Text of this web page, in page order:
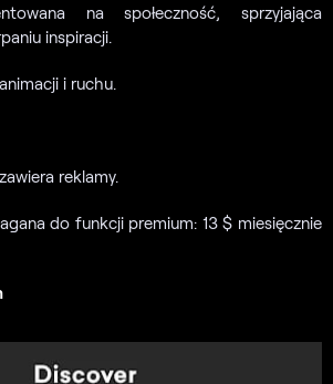
na społeczność, sprzyjająca
inspiracji.
i ruchu.
reklamy.
do funkcji premium: 13 $ miesięcznie